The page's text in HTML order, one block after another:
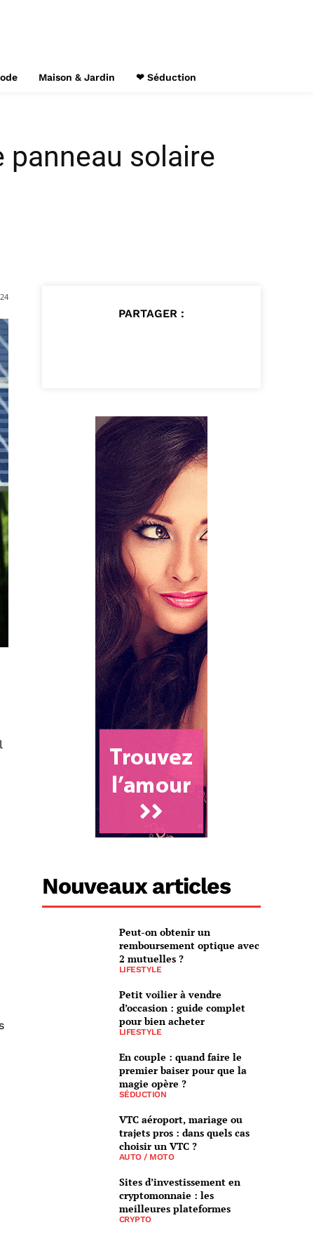
Maison & Jardin ❤ Séduction
panneau solaire
PARTAGER :
Nouveaux articles
Peut-on obtenir un
remboursement optique avec
2 mutuelles ?
LIFESTYLE
Petit voilier à vendre
d’occasion : guide complet
pour bien acheter
LIFESTYLE
En couple : quand faire le
premier baiser pour que la
magie opère ?
SÉDUCTION
VTC aéroport, mariage ou
trajets pros : dans quels cas
choisir un VTC ?
AUTO / MOTO
Sites d’investissement en
cryptomonnaie : les
meilleures plateformes
CRYPTO